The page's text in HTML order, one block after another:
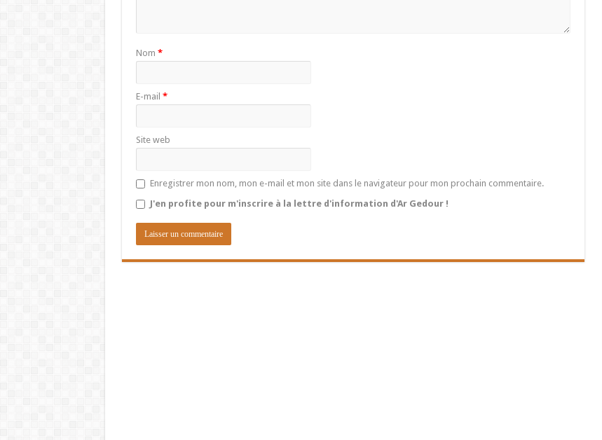
Nom *
E-mail *
Site web
Enregistrer mon nom, mon e-mail et mon site dans le navigateur pour mon prochain commentaire.
J'en profite pour m'inscrire à la lettre d'information d'Ar Gedour !